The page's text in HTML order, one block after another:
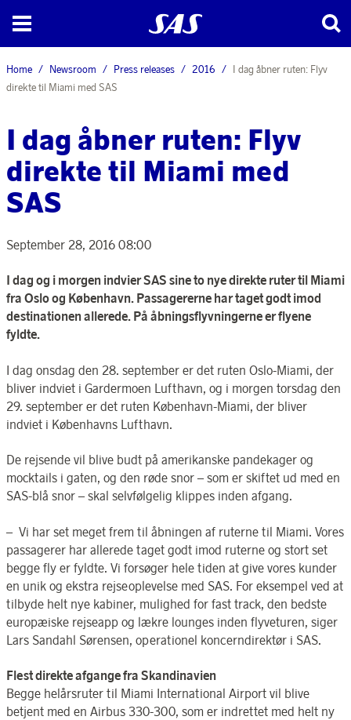
Home Newsroom Press releases 2016
I dag åbner ruten: Flyv
direkte til Miami med SAS
I dag åbner ruten: Flyv
direkte til Miami med
SAS
September 28, 2016 08:00
I dag og i morgen indvier SAS sine to nye direkte ruter til Miami
fra Oslo og København. Passagererne har taget godt imod
destinationen allerede. På åbningsflyvningerne er flyene
fyldte.
I dag onsdag den 28. september er det ruten Oslo-Miami, der
bliver indviet i Gardermoen Lufthavn, og i morgen torsdag den
29. september er det ruten København-Miami, der bliver
indviet i Københavns Lufthavn.
De rejsende vil blive budt på amerikanske pandekager og
mocktails i gaten, og den røde snor – som er skiftet ud med en
SAS-blå snor – skal selvfølgelig klippes inden afgang.
– Vi har set meget frem til åbningen af ruterne til Miami. Vores
passagerer har allerede taget godt imod ruterne og stort set
begge fly er fyldte. Vi forsøger hele tiden at give vores kunder
en unik og ekstra rejseoplevelse med SAS. For eksempel ved at
tilbyde helt nye kabiner, mulighed for fast track, den bedste
europæiske rejseapp og lækre lounges inden flyveturen, siger
Lars Sandahl Sørensen, operationel koncerndirektør i SAS.
Flest direkte afgange fra Skandinavien
Begge helårsruter til Miami International Airport vil blive
betjent med en Airbus 330-300, som er indrettet med helt ny